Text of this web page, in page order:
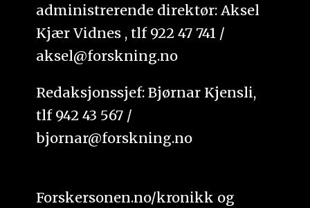
administrerende direktør: Aksel
Kjær Vidnes , tlf 922 47 741 /
aksel@forskning.no
Redaksjonssjef: Bjørnar Kjensli,
tlf 942 43 567 /
bjornar@forskning.no
Forskersonen.no/kronikk og